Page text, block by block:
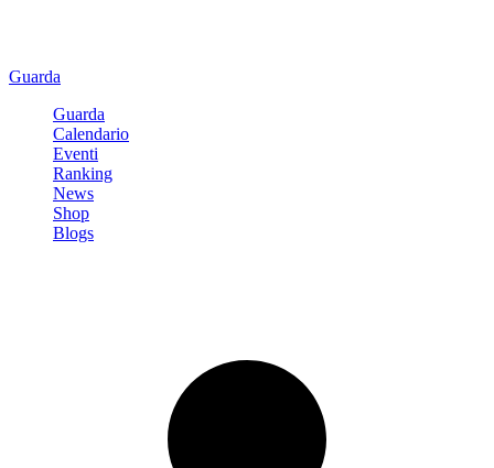
Guarda
Guarda
Calendario
Eventi
Ranking
News
Shop
Blogs